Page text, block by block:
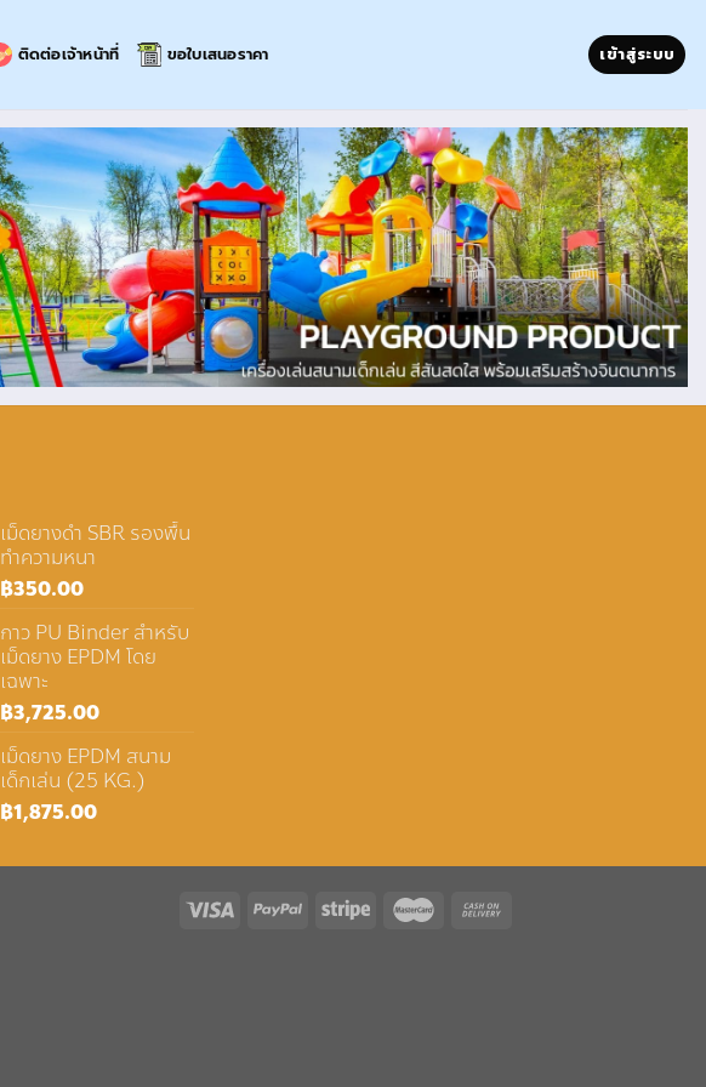
ติดต่อเจ้าหน้าที่ ขอใบเสนอราคา เข้าสู่ระบบ
เม็ดยางดำ SBR รองพื้น
ทำความหนา
฿350.00
กาว PU Binder สำหรับ
เม็ดยาง EPDM โดย
เฉพาะ
฿3,725.00
เม็ดยาง EPDM สนาม
เด็กเล่น (25 KG.)
฿1,875.00